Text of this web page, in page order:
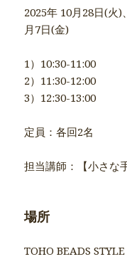
2025年 10月28日(火
月7日(金)
1）10:30-11:00
2）11:30-12:00
3）12:30-13:00
定員：各回2名
担当講師：【小さな
場所
TOHO BEADS